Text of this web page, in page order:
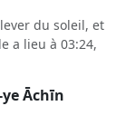
du soleil, et
a lieu à 03:24,
Āchīn